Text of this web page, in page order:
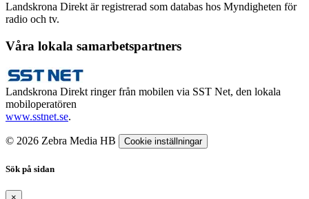
Landskrona Direkt är registrerad som databas hos Myndigheten för
radio och tv.
Våra lokala samarbetspartners
Landskrona Direkt ringer från mobilen via SST Net, den lokala
mobiloperatören
www.sstnet.se.
© 2026 Zebra Media HB Cookie inställningar
Sök på sidan